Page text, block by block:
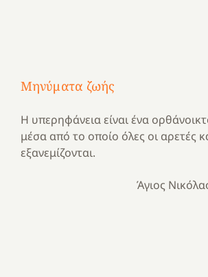
Μηνύματα ζωής
Η υπερηφάνεια είναι ένα
μέσα από το οποίο όλες οι αρετές
εξανεμίζονται.
Άγιος